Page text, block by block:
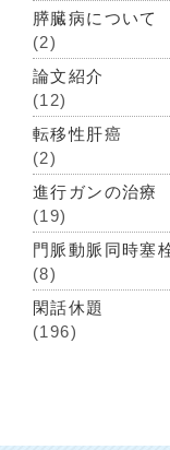
膵臓病について
(2)
論文紹介
(12)
転移性肝癌
(2)
進行ガンの治療
(19)
門脈動脈同時塞
(8)
閑話休題
(196)